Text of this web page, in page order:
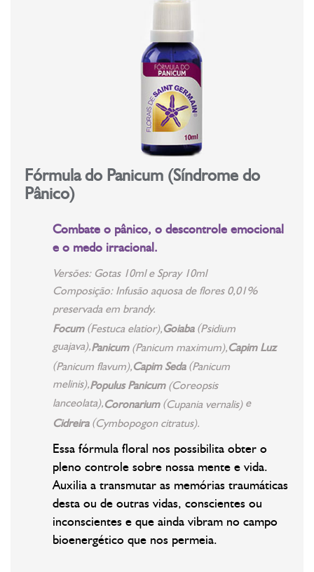
Fórmula do Panicum (Síndrome do
Pânico)
Combate o pânico, o descontrole emocional
e o medo irracional.
Versões: Gotas 10ml e Spray 10ml
Composição: Infusão aquosa de flores 0,01%
preservada em brandy.
Focum(Festuca elatior),Goiaba(Psidium
guajava),Panicum(Panicum maximum),Capim Luz
(Panicum flavum),Capim Seda(Panicum
melinis),Populus Panicum(Coreopsis
lanceolata),Coronarium(Cupania vernalis) e
Cidreira(Cymbopogon citratus).
Essa fórmula floral nos possibilita obter o
pleno controle sobre nossa mente e vida.
Auxilia a transmutar as memórias traumáticas
desta ou de outras vidas, conscientes ou
inconscientes e que ainda vibram no campo
bioenergético que nos permeia.